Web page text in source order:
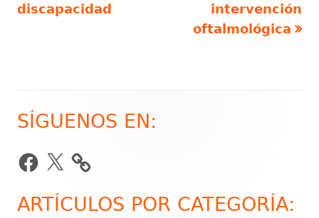
entradas
discapacidad
intervención
oftalmológica
Barra
lateral
SÍGUENOS EN:
Facebook
X
ARTÍCULOS POR CATEGORÍA: